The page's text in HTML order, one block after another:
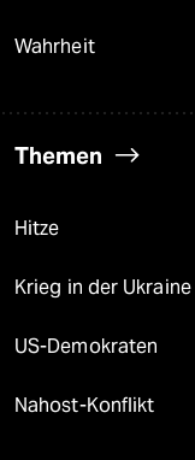
Wahrheit
Themen
Hitze
Krieg in der Ukraine
US-Demokraten
Nahost-Konflikt